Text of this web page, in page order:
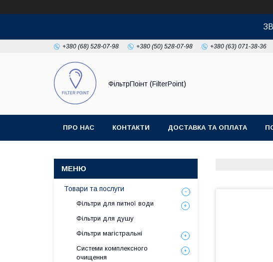
+380 (68) 528-07-98 +380 (50) 528-07-98 +380 (63) 071-38-36
ФільтрПоінт (FilterPoint)
ПРО НАС КОНТАКТИ ДОСТАВКА ТА ОПЛАТА
Товари та послуги
Фільтри для питної води
Фільтри для душу
Фільтри магістральні
Системи комплексного
очищення